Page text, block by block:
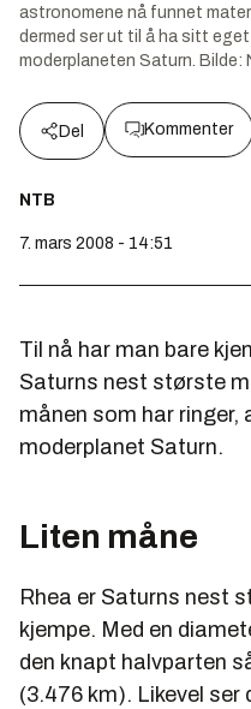
astronomene nå funnet
dermed ser ut til å ha sitt
moderplaneten Saturn. Bilde:
Del Kommenter
NTB
7. mars 2008 - 14:51
Til nå har man bare
Saturns nest største
månen som har ringer,
moderplanet Saturn.
Liten måne
Rhea er Saturns nest
kjempe. Med en
den knapt halvparten
(3.476 km). Likevel